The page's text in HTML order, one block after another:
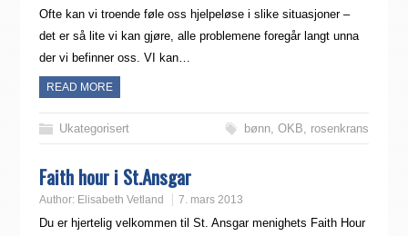
Ofte kan vi troende føle oss hjelpeløse i slike situasjoner –
det er så lite vi kan gjøre, alle problemene foregår langt unna
der vi befinner oss. VI kan…
READ MORE
Ukategorisert bønn ,OKB rosenkrans
Faith hour i St.Ansgar
Author: Elisabeth Vetland 7. mars 2013
Du er hjertelig velkommen til St. Ansgar menighets Faith Hour